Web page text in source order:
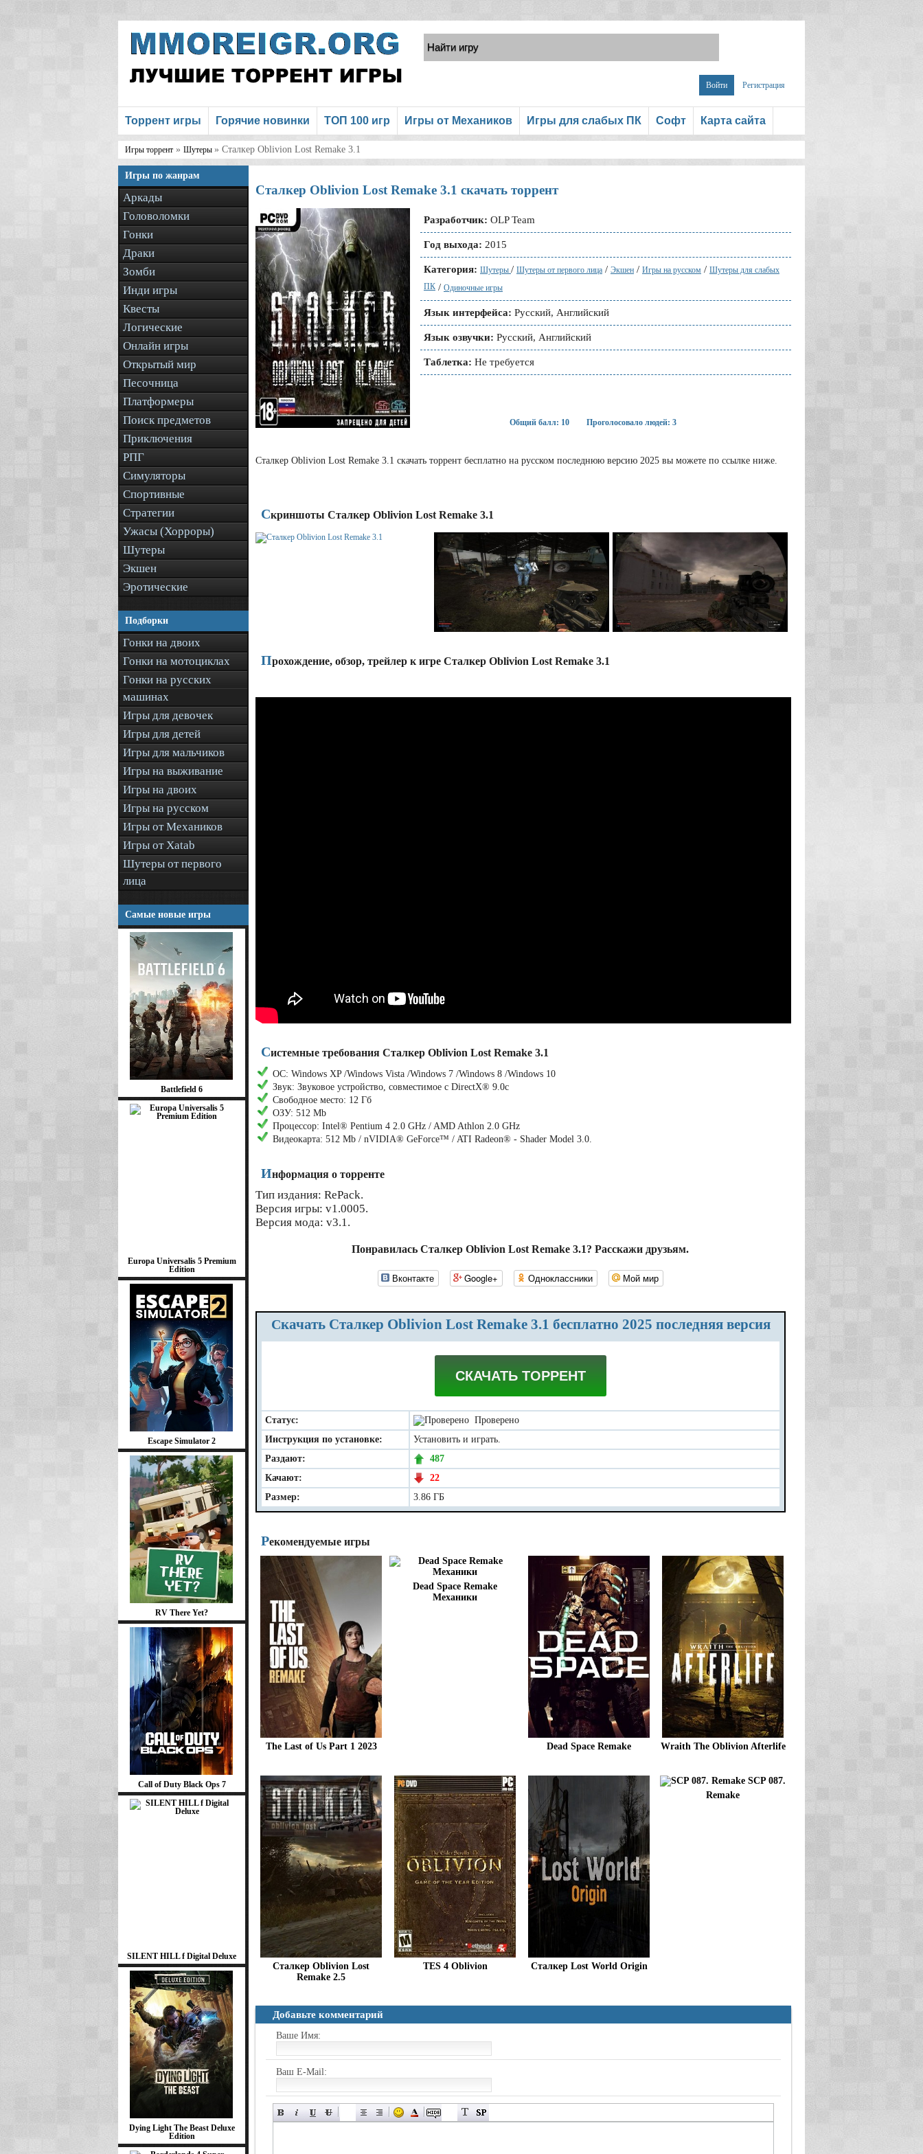
Войти Регистрация
Торрент игры Горячие новинки ТОП 100 игр Игры от Механиков Игры для слабых ПК Софт Карта сайта
Игры торрент » Шутеры » Сталкер Oblivion Lost Remake 3.1
Игры по жанрам
Аркады
Головоломки
Гонки
Драки
Зомби
Инди игры
Квесты
Логические
Онлайн игры
Открытый мир
Песочница
Платформеры
Поиск предметов
Приключения
РПГ
Симуляторы
Спортивные
Стратегии
Ужасы (Хорроры)
Шутеры
Экшен
Эротические
Подборки
Гонки на двоих
Гонки на мотоциклах
Гонки на русских
машинах
Игры для девочек
Игры для детей
Игры для мальчиков
Игры на выживание
Игры на двоих
Игры на русском
Игры от Механиков
Игры от Xatab
Шутеры от первого
лица
Самые новые игры
Battlefield 6
Europa Universalis 5 Premium
Edition
Escape Simulator 2
RV There Yet?
Call of Duty Black Ops 7
SILENT HILL f Digital Deluxe
Dying Light The Beast Deluxe
Edition
Сталкер Oblivion Lost Remake 3.1 скачать торрент
Разработчик: OLP Team
Год выхода: 2015
Категория: Шутеры / Шутеры от первого лица / Экшен / Игры на русском / Шутеры для слабых
ПК / Одиночные игры
Язык интерфейса: Русский, Английский
Язык озвучки: Русский, Английский
Таблетка: Не требуется
Общий балл: 10 Проголосовало людей: 3
Сталкер Oblivion Lost Remake 3.1 скачать торрент бесплатно на русском последнюю версию 2025 вы можете по ссылке ниже.
Скриншоты Сталкер Oblivion Lost Remake 3.1
Прохождение, обзор, трейлер к игре Сталкер Oblivion Lost Remake 3.1
Системные требования Сталкер Oblivion Lost Remake 3.1
ОС: Windows XP /Windows Vista /Windows 7 /Windows 8 /Windows 10
Звук: Звуковое устройство, совместимое с DirectX® 9.0с
Свободное место: 12 Гб
ОЗУ: 512 Mb
Процессор: Intel® Pentium 4 2.0 GHz / AMD Athlon 2.0 GHz
Видеокарта: 512 Mb / nVIDIA® GeForce™ / ATI Radeon® - Shader Model 3.0.
Информация о торренте
Тип издания: RePack.
Версия игры: v1.0005.
Версия мода: v3.1.
Понравилась Сталкер Oblivion Lost Remake 3.1? Расскажи друзьям.
Вконтакте Google+ Одноклассники Мой мир
Скачать Сталкер Oblivion Lost Remake 3.1 бесплатно 2025 последняя версия
СКАЧАТЬ ТОРРЕНТ
Статус:
Проверено
Инструкция по установке:
Установить и играть.
Раздают:
487
Качают:
22
Размер:
3.86 ГБ
Рекомендуемые игры
The Last of Us Part 1 2023
Dead Space Remake
Механики
Dead Space Remake Wraith The Oblivion Afterlife
Сталкер Oblivion Lost
Remake 2.5
TES 4 Oblivion Сталкер Lost World Origin
SCP 087.
Remake
Добавьте комментарий
Ваше Имя:
Ваш E-Mail: